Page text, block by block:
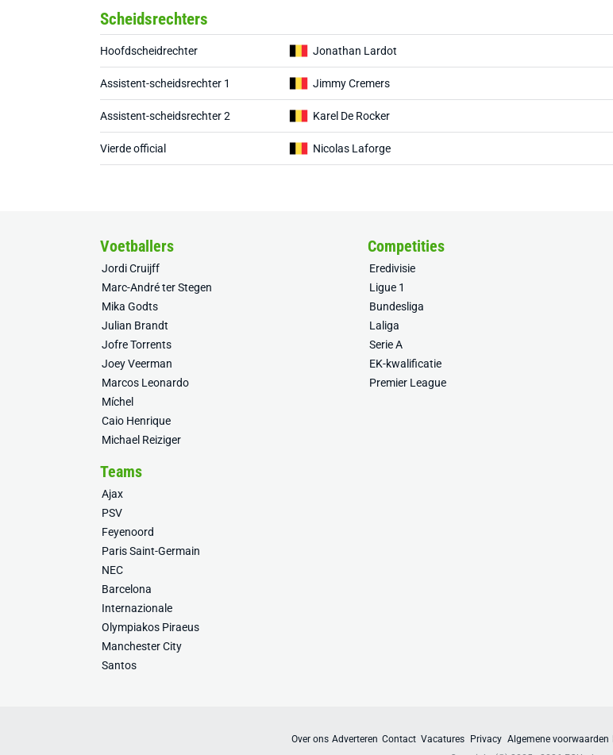
Scheidsrechters
Hoofdscheidrechter Jonathan Lardot
Assistent-scheidsrechter 1 Jimmy Cremers
Assistent-scheidsrechter 2 Karel De Rocker
Vierde official Nicolas Laforge
Voetballers
Jordi Cruijff
Marc-André ter Stegen
Mika Godts
Julian Brandt
Jofre Torrents
Joey Veerman
Marcos Leonardo
Míchel
Caio Henrique
Michael Reiziger
Competities
Eredivisie
Ligue 1
Bundesliga
Laliga
Serie A
EK-kwalificatie
Premier League
Teams
Ajax
PSV
Feyenoord
Paris Saint-Germain
NEC
Barcelona
Internazionale
Olympiakos Piraeus
Manchester City
Santos
Over ons Adverteren Contact Vacatures Privacy Algemene voorwaarden